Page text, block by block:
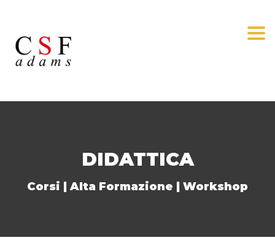
DIDATTICA
Corsi | Alta Formazione | Workshop